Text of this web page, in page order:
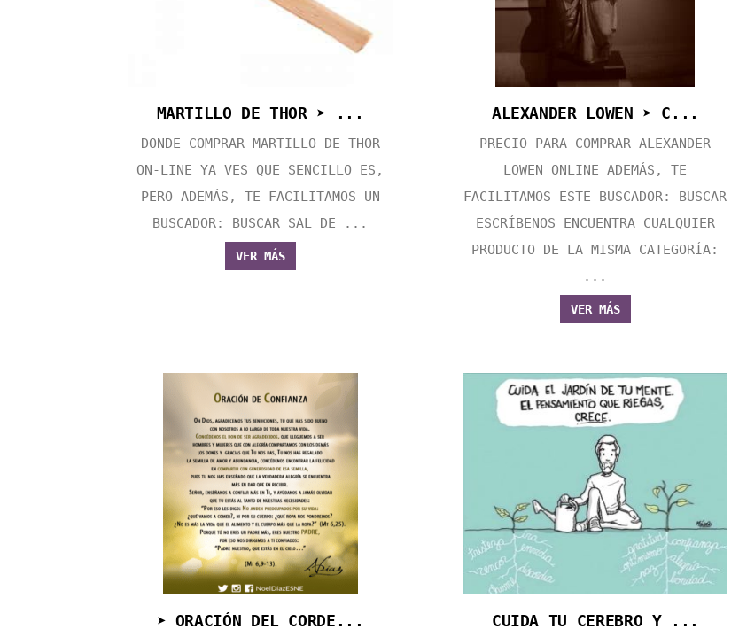
MARTILLO DE THOR ➤ ...
DONDE COMPRAR MARTILLO DE THOR
ON-LINE YA VES QUE SENCILLO ES,
PERO ADEMÁS, TE FACILITAMOS UN
BUSCADOR: BUSCAR SAL DE ...
VER MÁS
ALEXANDER LOWEN ➤ C...
PRECIO PARA COMPRAR ALEXANDER
LOWEN ONLINE ADEMÁS, TE
FACILITAMOS ESTE BUSCADOR: BUSCAR
ESCRÍBENOS ENCUENTRA CUALQUIER
PRODUCTO DE LA MISMA CATEGORÍA:
...
VER MÁS
➤ ORACIÓN DEL CORDE... CUIDA TU CEREBRO Y ...